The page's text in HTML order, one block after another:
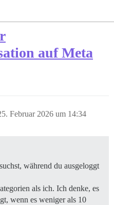
auf Meta
Februar 2026 um 14:34
während du ausgeloggt
als ich. Ich denke, es
wenn es weniger als 10